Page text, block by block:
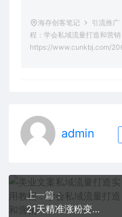
海存创客笔记 引流推广
程：学会私域流量打造和营销
https://www.cunkbj.com/
admin
上一篇：
21天精准涨粉变现干货大课：从10位粉丝开始变现 月增5000+